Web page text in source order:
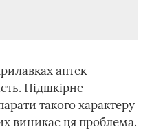
аптек
Підшкірне
такого характеру
виникає ця проблема.